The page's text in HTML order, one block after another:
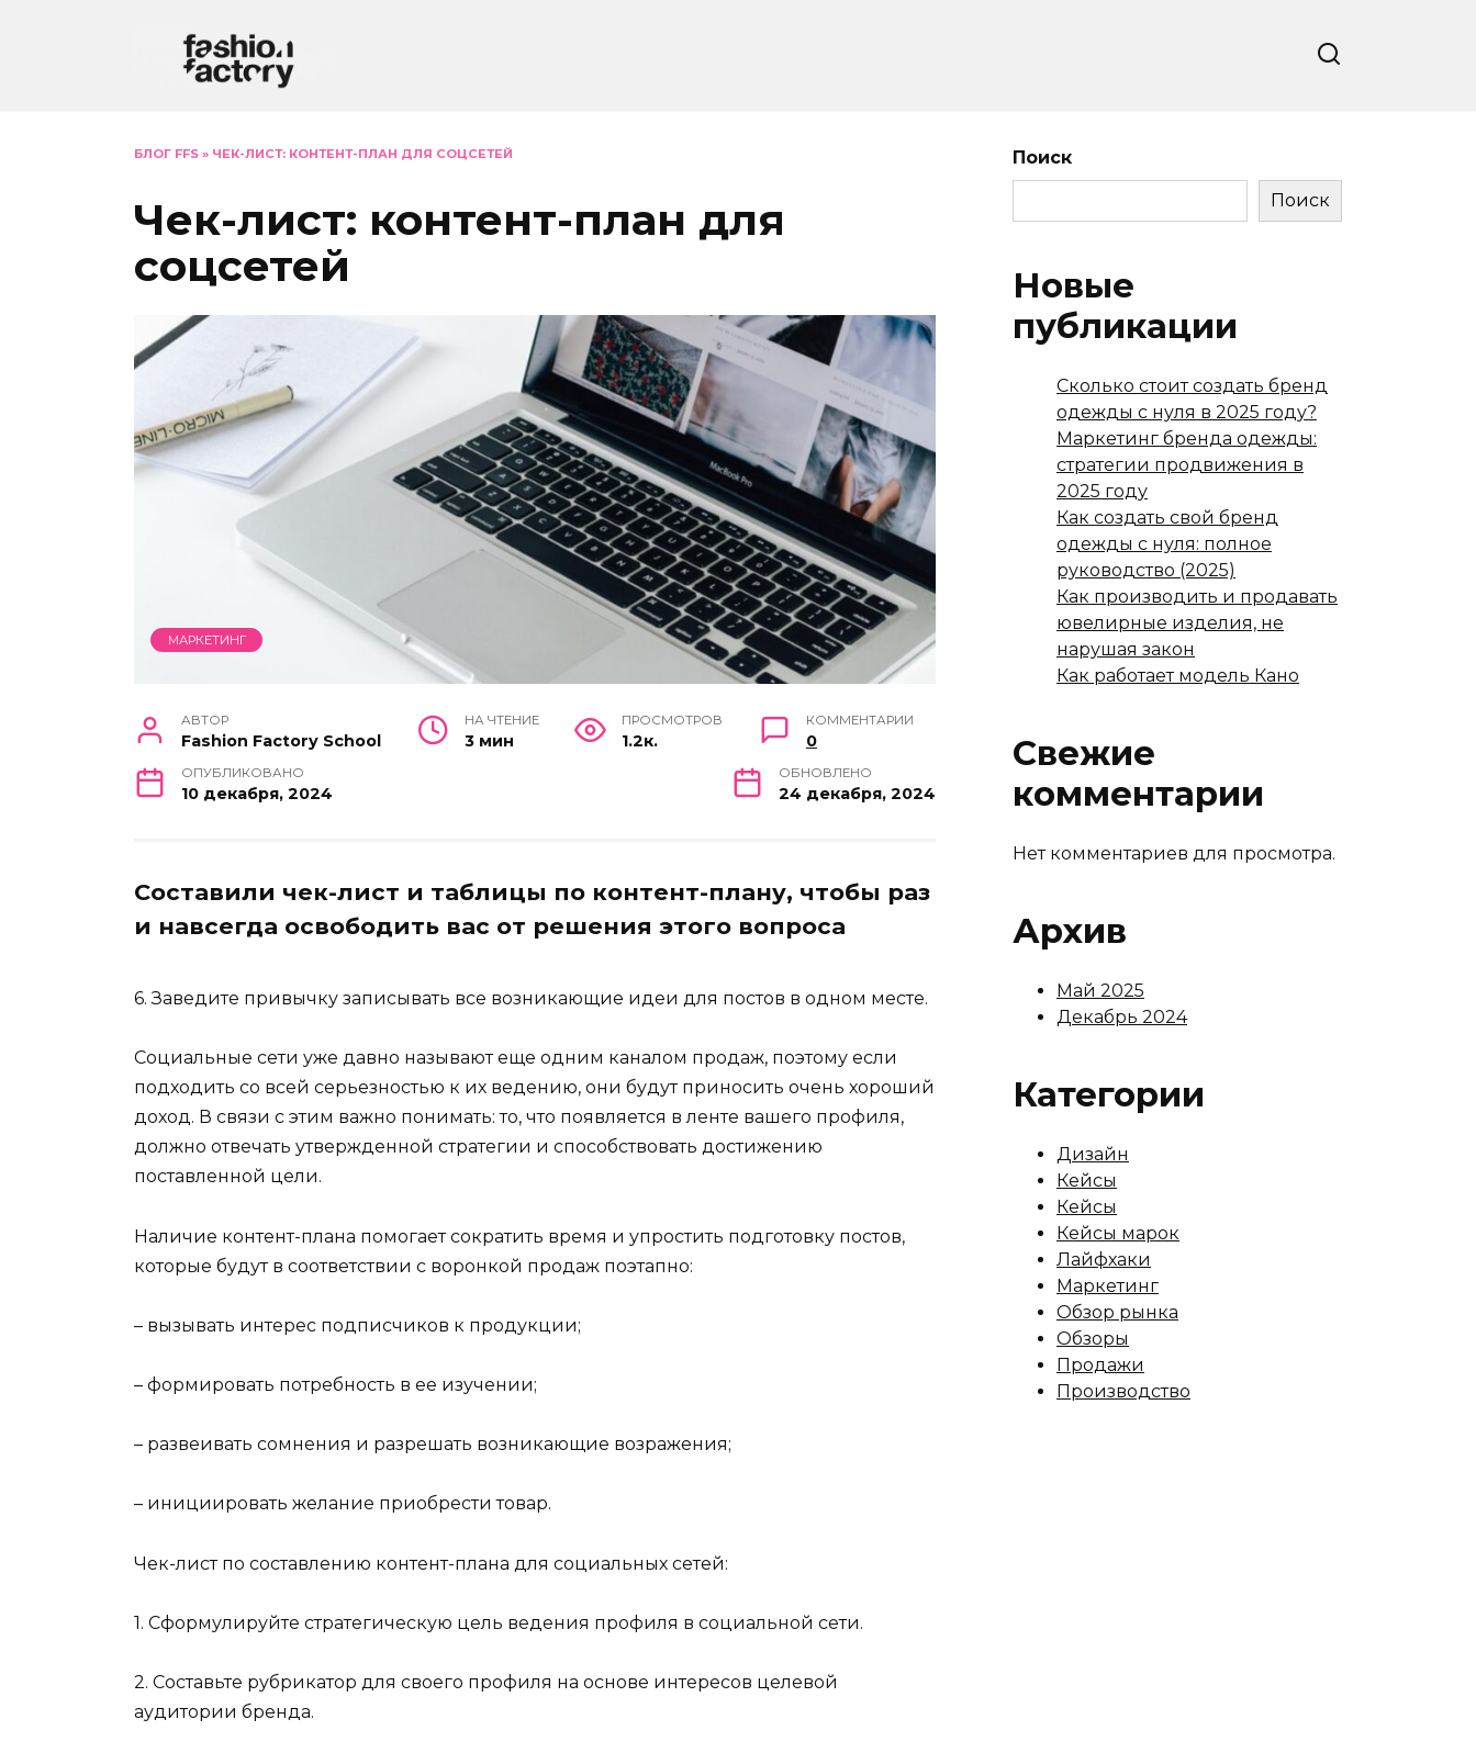
БЛОГ FFS » ЧЕК-ЛИСТ: КОНТЕНТ-ПЛАН ДЛЯ СОЦСЕТЕЙ
Чек-лист: контент-план для
соцсетей
МАРКЕТИНГ
АВТОР
Fashion Factory School
НА ЧТЕНИЕ
3 мин
ПРОСМОТРОВ
1.2к.
КОММЕНТАРИИ
0
ОПУБЛИКОВАНО
10 декабря, 2024
ОБНОВЛЕНО
24 декабря, 2024
Составили чек-лист и таблицы по контент-плану, чтобы раз
и навсегда освободить вас от решения этого вопроса
6. Заведите привычку записывать все возникающие идеи для постов в одном месте.
Социальные сети уже давно называют еще одним каналом продаж, поэтому если
подходить со всей серьезностью к их ведению, они будут приносить очень хороший
доход. В связи с этим важно понимать: то, что появляется в ленте вашего профиля,
должно отвечать утвержденной стратегии и способствовать достижению
поставленной цели.
Наличие контент-плана помогает сократить время и упростить подготовку постов,
которые будут в соответствии с воронкой продаж поэтапно:
– вызывать интерес подписчиков к продукции;
– формировать потребность в ее изучении;
– развеивать сомнения и разрешать возникающие возражения;
– инициировать желание приобрести товар.
Чек-лист по составлению контент-плана для социальных сетей:
1. Сформулируйте стратегическую цель ведения профиля в социальной сети.
2. Составьте рубрикатор для своего профиля на основе интересов целевой
аудитории бренда.
Поиск
Поиск
Новые
публикации
Сколько стоит создать бренд
одежды с нуля в 2025 году?
Маркетинг бренда одежды:
стратегии продвижения в
2025 году
Как создать свой бренд
одежды с нуля: полное
руководство (2025)
Как производить и продавать
ювелирные изделия, не
нарушая закон
Как работает модель Кано
Свежие
комментарии
Нет комментариев для просмотра.
Архив
Май 2025
Декабрь 2024
Категории
Дизайн
Кейсы
Кейсы
Кейсы марок
Лайфхаки
Маркетинг
Обзор рынка
Обзоры
Продажи
Производство